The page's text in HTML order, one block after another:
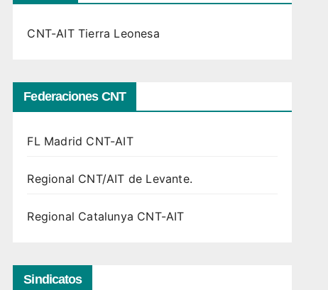
CNT-AIT Tierra Leonesa
Federaciones CNT
FL Madrid CNT-AIT
Regional CNT/AIT de Levante.
Regional Catalunya CNT-AIT
Sindicatos